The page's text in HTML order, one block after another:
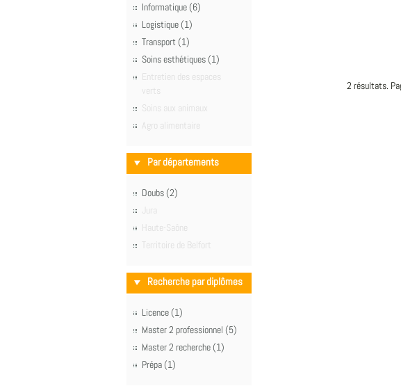
Informatique (6)
Logistique (1)
Transport (1)
Soins esthétiques (1)
Entretien des espaces
verts
Soins aux animaux
Agro alimentaire
Par départements
Doubs (2)
Jura
Haute-Saône
Territoire de Belfort
Recherche par diplômes
Licence (1)
Master 2 professionnel (5)
Master 2 recherche (1)
Prépa (1)
2 résultats.